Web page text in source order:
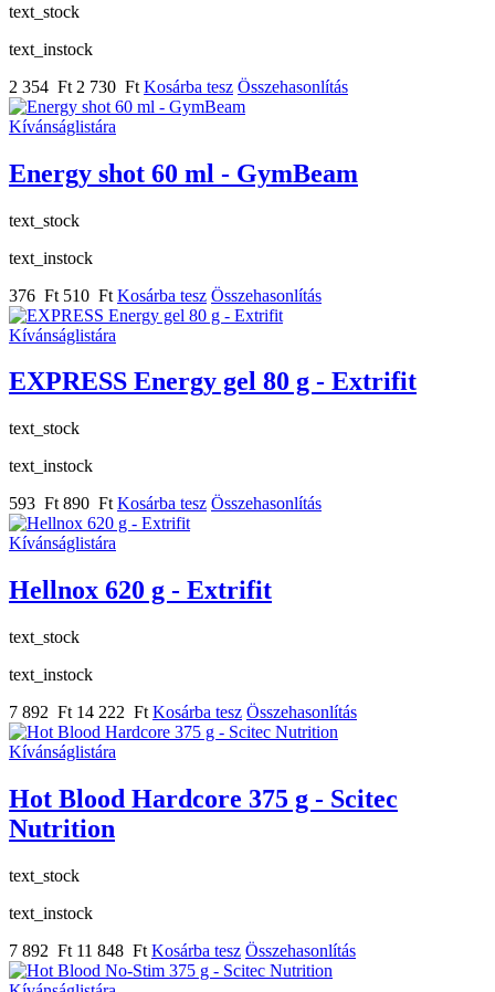
text_stock
text_instock
2 354 Ft 2 730 Ft Kosárba tesz Összehasonlítás
Kívánságlistára
Energy shot 60 ml - GymBeam
text_stock
text_instock
376 Ft 510 Ft Kosárba tesz Összehasonlítás
Kívánságlistára
EXPRESS Energy gel 80 g - Extrifit
text_stock
text_instock
593 Ft 890 Ft Kosárba tesz Összehasonlítás
Kívánságlistára
Hellnox 620 g - Extrifit
text_stock
text_instock
7 892 Ft 14 222 Ft Kosárba tesz Összehasonlítás
Kívánságlistára
Hot Blood Hardcore 375 g - Scitec
Nutrition
text_stock
text_instock
7 892 Ft 11 848 Ft Kosárba tesz Összehasonlítás